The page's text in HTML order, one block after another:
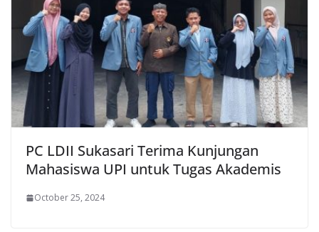
PC LDII Sukasari Terima Kunjungan
Mahasiswa UPI untuk Tugas Akademis
October 25, 2024